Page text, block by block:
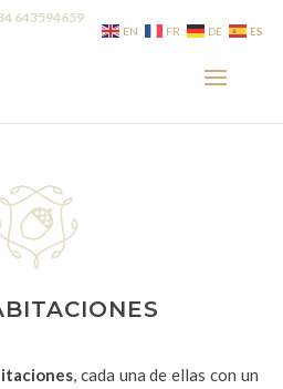
643594659
, cada una de ellas con un
EN FR DE ES